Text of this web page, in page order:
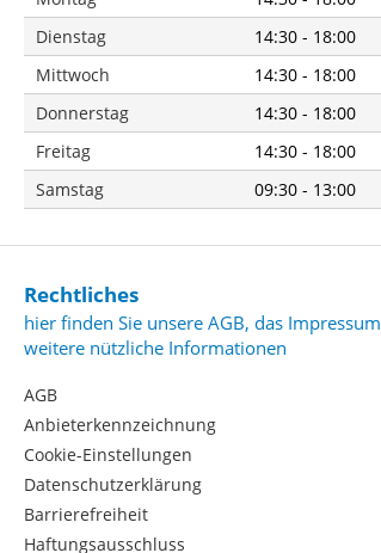
Dienstag
14:30 - 18:00
Mittwoch
14:30 - 18:00
Donnerstag
14:30 - 18:00
Freitag
14:30 - 18:00
Samstag
09:30 - 13:00
Rechtliches
hier finden Sie unsere AGB, das
weitere nützliche Informationen
AGB
Anbieterkennzeichnung
Cookie-Einstellungen
Datenschutzerklärung
Barrierefreiheit
Haftungsausschluss